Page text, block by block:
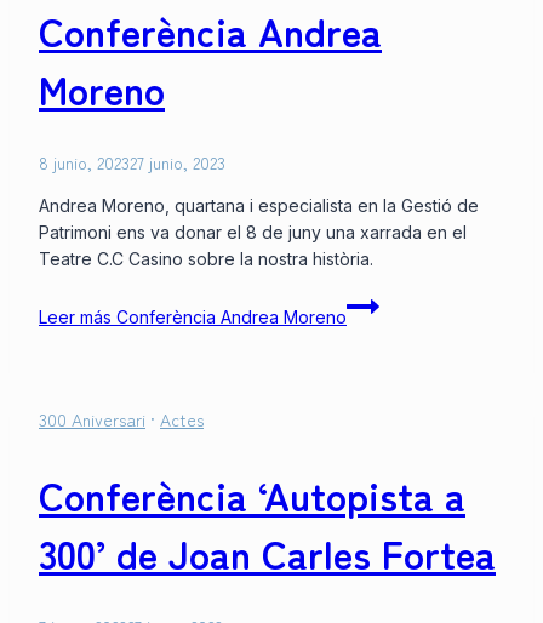
Conferència Andrea
Moreno
8 junio, 202327 junio, 2023
Andrea Moreno, quartana i especialista en la Gestió de
Patrimoni ens va donar el 8 de juny una xarrada en el
Teatre C.C Casino sobre la nostra història.
Leer más Conferència Andrea Moreno
300 Aniversari · Actes
Conferència ‘Autopista a
300’ de Joan Carles Fortea